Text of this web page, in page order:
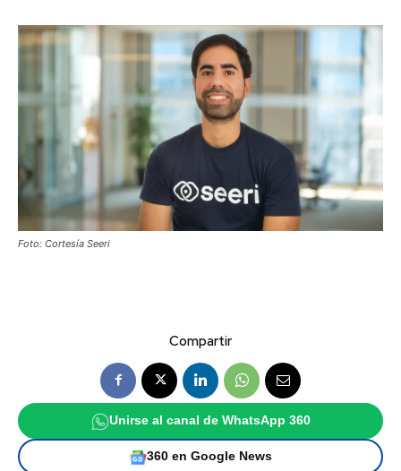
Foto: Cortesía Seeri
Compartir
Unirse al canal de WhatsApp 360
360 en Google News